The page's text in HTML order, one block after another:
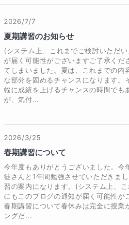
◎指導可能科目
基本は中学生⇨理科と数学
苦手な人向けの授業)をさせてい
難関国家資格受験経験もあるの
考えている方には経験談なども
そろばんも教えることができま
ろばんを習っていました。おか
数字に対してもかなり強くなり
が主流な今でもそろばんってや
趣味
フィギュアスケート観戦
動画鑑賞（自分でも作っていま
2026/7/7
夏期講習のお知らせ
(システム上、これまでご検討いただ
が届く可能性がございますご了承くだ
てしまいました。夏は、これまでの内
な部分を固めるチャンスになります。
幅に成績を上げるチャンスの時間でも
が、気付...
2026/3/25
春期講習について
今年度もありがとうございました。今
徒さんと1年間勉強させていただきま
習の案内になります。(システム上、
にもこのブログの通知が届く可能性が
春期講習について春休みは完全に授業
ングだ...